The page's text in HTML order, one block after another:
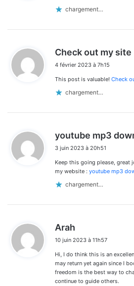
commentaires
chargement…
Check out my site
4 février 2023 à 7h15
This post is valuable! Check
chargement…
youtube mp3
3 juin 2023 à 20h51
Keep this going please, great
my website : youtube mp3
chargement…
Arah
t
:
10 juin 2023 à 11h57
Hi, I do think this is an
may return yet again since I
freedom is the best way to
continue to guide others.